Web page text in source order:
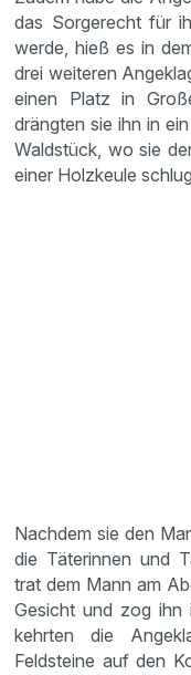
das Sorgerecht für
werde, hieß es in
drei weiteren
einen Platz in
drängten sie ihn in
Waldstück, wo sie
einer Holzkeule
Nachdem sie den
die Täterinnen und
trat dem Mann am
Gesicht und zog ihn
kehrten die
Feldsteine auf den